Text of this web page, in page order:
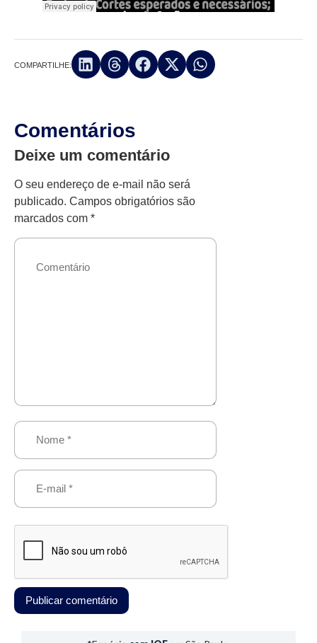
COMPARTILHE:
Comentários
Deixe um comentário
O seu endereço de e-mail não será
publicado. Campos obrigatórios são
marcados com *